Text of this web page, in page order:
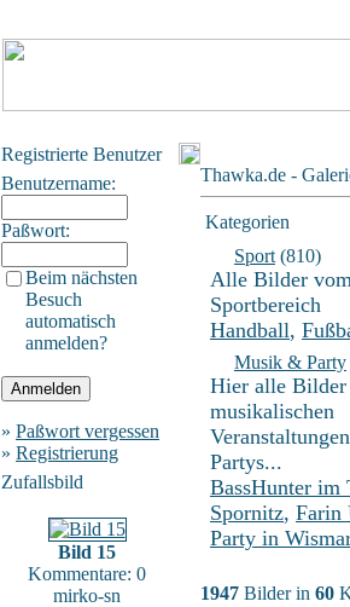
Registrierte Benutzer
Benutzername:
Paßwort:
Beim nächsten
Besuch
automatisch
anmelden?
» Paßwort vergessen
» Registrierung
Zufallsbild
Bild 15
Kommentare: 0
mirko-sn
Thawka.de -
Kategorien
Sport (810)
Alle Bilder
Sportbereich
Handball,
Musik & Party
Hier alle
musikalischen
Partys...
BassHunter im
Spornitz, Farin
Party in
1947 Bilder in 60